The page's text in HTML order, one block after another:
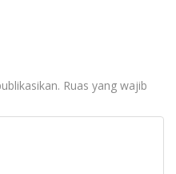
Ruas yang wajib